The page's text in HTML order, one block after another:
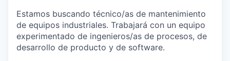
Estamos buscando técnico/as de mantenimiento
de equipos industriales. Trabajará con un equipo
experimentado de ingenieros/as de procesos, de
desarrollo de producto y de software.